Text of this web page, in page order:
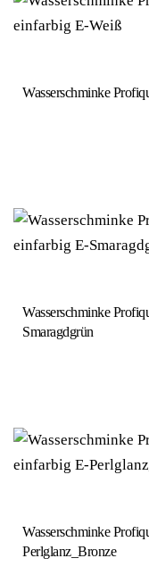
Wasserschminke
Wasserschminke
Smaragdgrün
Wasserschminke
Perlglanz_Bronze